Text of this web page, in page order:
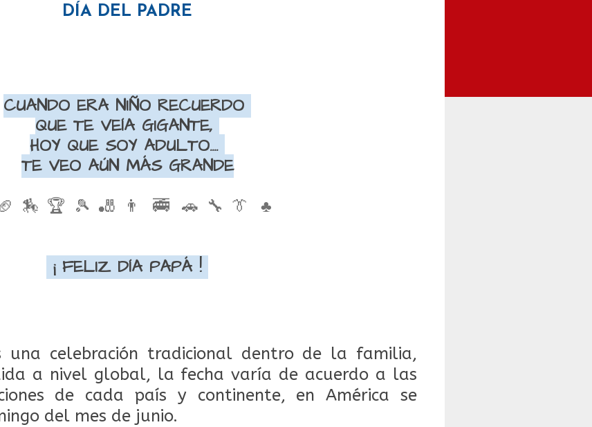
DÍA DEL PADRE
CUANDO ERA NIÑO RECUERDO
QUE TE VEÍA GIGANTE,
HOY QUE SOY ADULTO....
TE VEO AÚN MÁS GRANDE
🏇 🏆 🎾 🎳 👨 🚎 🚗 🔧 👔 ♣
¡ FELIZ DÍA PAPÁ !
una celebración tradicional dentro de la familia,
a nivel global, la fecha varía de acuerdo a las
de cada país y continente, en América se
del mes de junio.